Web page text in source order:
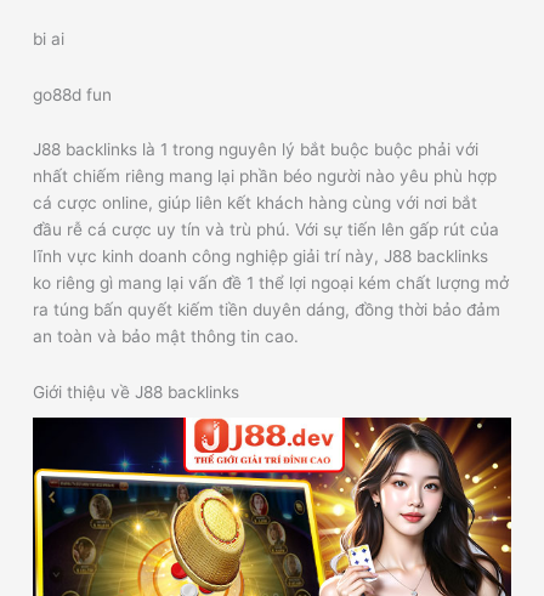
bi ai
go88d fun
J88 backlinks là 1 trong nguyên lý bắt buộc buộc phải với
nhất chiếm riêng mang lại phần béo người nào yêu phù hợp
cá cược online, giúp liên kết khách hàng cùng với nơi bắt
đầu rễ cá cược uy tín và trù phú. Với sự tiến lên gấp rút của
lĩnh vực kinh doanh công nghiệp giải trí này, J88 backlinks
ko riêng gì mang lại vấn đề 1 thể lợi ngoại kém chất lượng mở
ra túng bấn quyết kiếm tiền duyên dáng, đồng thời bảo đảm
an toàn và bảo mật thông tin cao.
Giới thiệu về J88 backlinks